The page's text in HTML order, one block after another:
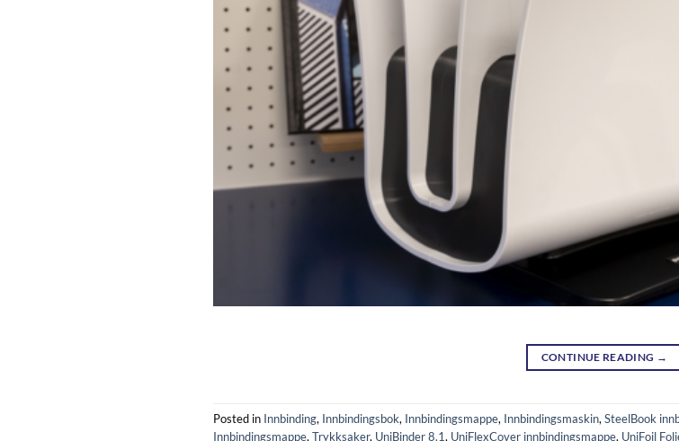
CONTINUE READING →
Posted in Innbinding, Innbindingsbok, Innbindingsmappe, Innbindingsmaskin,SteelBook
Innbindingsmappe,Trykksaker, UniBinder 8.1, UniFlexCover innbindingsmappe, UniFoil